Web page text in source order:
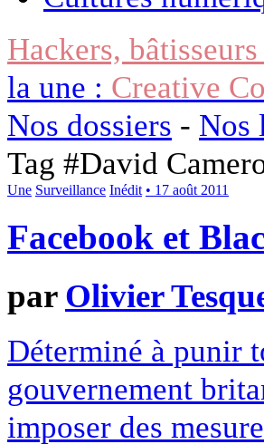
Hackers,
la une : Creative
Nos dossiers - Nos
Tag #David
Une Surveillance Inédit • 17 août 2011
Facebook et
par Olivier
Déterminé à punir
gouvernement
imposer des